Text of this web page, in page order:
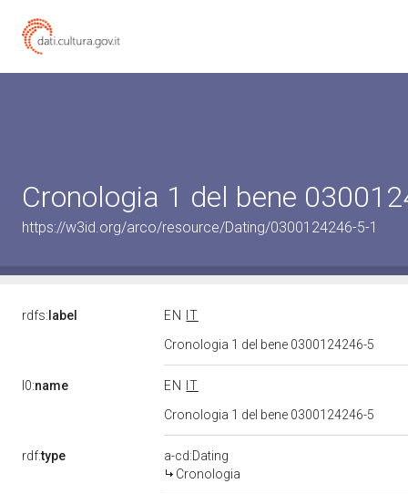
Cronologia 1 del bene
https://w3id.org/arco/resource/Dating/0300124246-5-1
rdfs: label EN
IT
Cronologia 1 del bene 0300124246-5
l0:name EN
IT
Cronologia 1 del bene 0300124246-5
rdf:type
a-cd:Dating
Cronologia